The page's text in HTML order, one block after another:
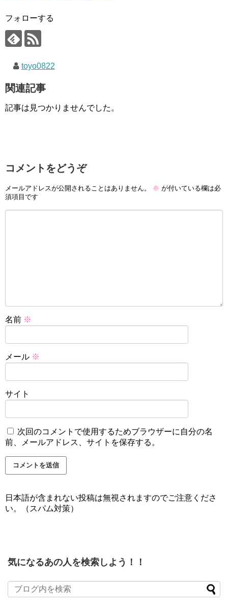
フォローする
toyo0822
関連記事
記事は見つかりませんでした。
コメントをどうぞ
メールアドレスが公開されることはありません。 ※ が付いている欄は必
須項目です
名前 ※
メール ※
サイト
次回のコメントで使用するためブラウザーに自分の名
前、メールアドレス、サイトを保存する。
日本語が含まれない投稿は無視されますのでご注意くださ
い。（スパム対策）
気になるあの人を検索しよう！！